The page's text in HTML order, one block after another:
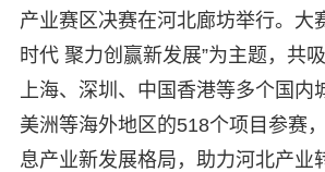
产业赛区决赛在河北廊坊举行。大
时代 聚力创赢新发展”为主题，共
上海、深圳、中国香港等多个国内
美洲等海外地区的518个项目参赛
息产业新发展格局，助力河北产业